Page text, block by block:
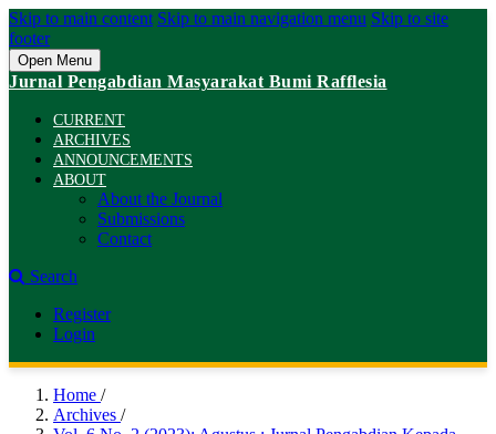
Skip to main content Skip to main navigation menu Skip to site
footer
Open Menu
Jurnal Pengabdian Masyarakat Bumi Rafflesia
CURRENT
ARCHIVES
ANNOUNCEMENTS
ABOUT
About the Journal
Submissions
Contact
Search
Register
Login
Home /
Archives /